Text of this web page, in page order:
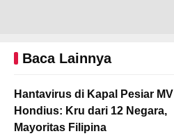
Baca Lainnya
Hantavirus di Kapal Pesiar MV
Hondius: Kru dari 12 Negara,
Mayoritas Filipina